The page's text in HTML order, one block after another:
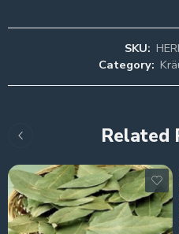
SKU:
Category:
Related